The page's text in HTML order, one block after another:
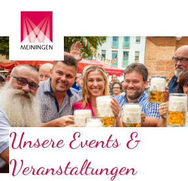
Unsere Events &
Veranstaltungen